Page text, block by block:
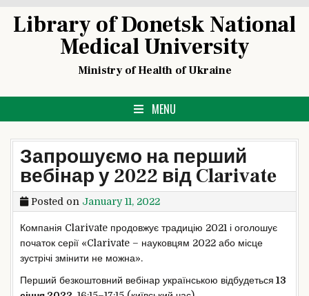
Library of Donetsk National
Medical University
Ministry of Health of Ukraine
MENU
Запрошуємо на перший
вебінар у 2022 від Clarivate
Posted on January 11, 2022
Компанія Clarivate продовжує традицію 2021 і оголошує
початок серії «Clarivate – науковцям 2022 або місце
зустрічі змінити не можна».
Перший безкоштовний вебінар українською відбудеться 13